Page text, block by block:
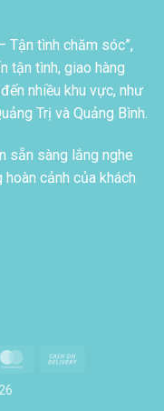
Tận tình chăm sóc”,
tận tình, giao hàng
nhiều khu vực, như
Trị và Quảng Bình.
sẵn sàng lắng nghe
cảnh của khách
MasterCard